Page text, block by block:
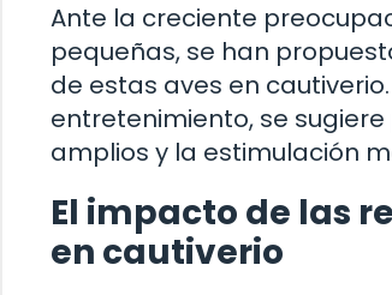
Ante la creciente
pequeñas, se han
de estas aves en
entretenimiento, se
amplios y la estimulación
El impacto de las
en cautiverio